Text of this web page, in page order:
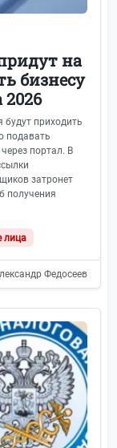
на
бизнесу
2026
будут приходить
подавать
портал. В
затронет
получения
лица
Федосеев